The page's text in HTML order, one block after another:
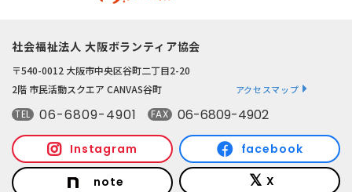
社会福祉法人 大阪ボランティア協会
〒540-0012 大阪市中央区谷町二丁目2-20
2階 市民活動スクエア CANVAS谷町
アクセスマップ
TEL 06-6809-4901 FAX 06-6809-4902
Instagram facebook
note X